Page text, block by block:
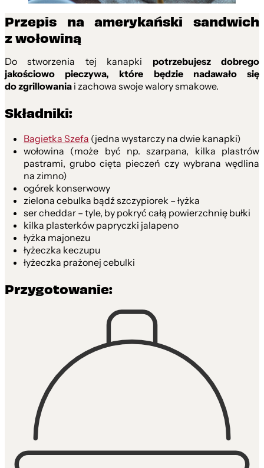
Przepis na amerykański sandwich
z wołowiną
Do stworzenia tej kanapki potrzebujesz dobrego
jakościowo pieczywa, które będzie nadawało się
do zgrillowaniai zachowa swoje walory smakowe.
Składniki:
Bagietka Szefa (jedna wystarczy na dwie kanapki)
wołowina (może być np. szarpana, kilka plastrów
pastrami, grubo cięta pieczeń czy wybrana wędlina
na zimno)
ogórek konserwowy
zielona cebulka bądź szczypiorek – łyżka
ser cheddar – tyle, by pokryć całą powierzchnię bułki
kilka plasterków papryczki jalapeno
łyżka majonezu
łyżeczka keczupu
łyżeczka prażonej cebulki
Przygotowanie: